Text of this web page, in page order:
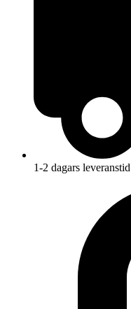
1-2 dagars leveranstid